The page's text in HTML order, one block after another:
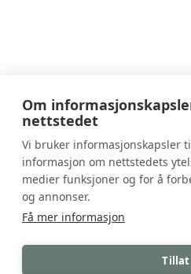
Om
nettstedet
Vi bruker informasjonskapsler
informasjon om nettstedets
medier funksjoner og for å
og annonser.
Få mer informasjon
Tillat
Huset Sandefjord
+47 95 55 57 58
Jobb